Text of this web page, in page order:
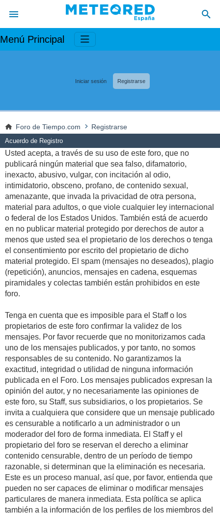
Menú Principal
Iniciar sesión Registrarse
Foro de Tiempo.com Registrarse
Acuerdo de Registro
Usted acepta, a través de su uso de este foro, que no
publicará ningún material que sea falso, difamatorio,
inexacto, abusivo, vulgar, con incitación al odio,
intimidatorio, obsceno, profano, de contenido sexual,
amenazante, que invada la privacidad de otra persona,
material para adultos, o que viole cualquier ley internacional
o federal de los Estados Unidos. También está de acuerdo
en no publicar material protegido por derechos de autor a
menos que usted sea el propietario de los derechos o tenga
el consentimiento por escrito del propietario de dicho
material protegido. El spam (mensajes no deseados), plagio
(repetición), anuncios, mensajes en cadena, esquemas
piramidales y colectas también están prohibidos en este
foro.
Tenga en cuenta que es imposible para el Staff o los
propietarios de este foro confirmar la validez de los
mensajes. Por favor recuerde que no monitorizamos cada
uno de los mensajes publicados, y por tanto, no somos
responsables de su contenido. No garantizamos la
exactitud, integridad o utilidad de ninguna información
publicada en el Foro. Los mensajes publicados expresan la
opinión del autor, y no necesariamente las opiniones de
este foro, su Staff, sus subsidiarios, o los propietarios. Se
invita a cualquiera que considere que un mensaje publicado
es censurable a notificarlo a un administrador o un
moderador del foro de forma inmediata. El Staff y el
propietario del foro se reservan el derecho a eliminar
contenido censurable, dentro de un período de tiempo
razonable, si determinan que la eliminación es necesaria.
Este es un proceso manual, así que, por favor, entienda que
pueden no ser capaces de eliminar o modificar mensajes
particulares de manera inmediata. Esta política se aplica
también a la información de los perfiles de los miembros del